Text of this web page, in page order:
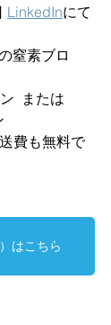
LinkedInにて
窒素ブロ
はこちら